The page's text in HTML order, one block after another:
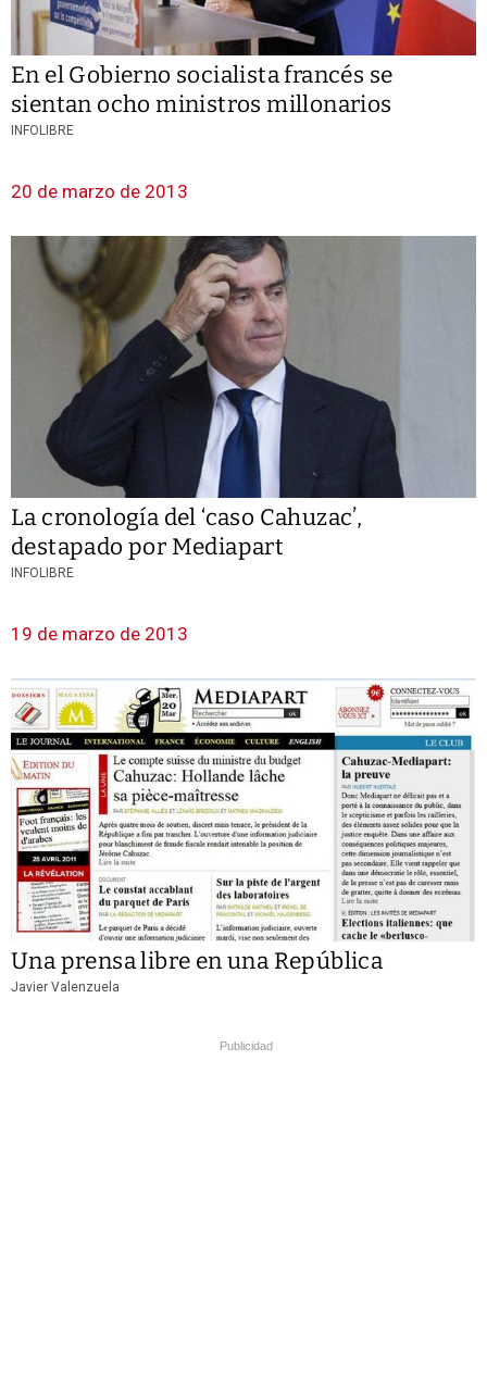
En el Gobierno socialista francés se
sientan ocho ministros millonarios
INFOLIBRE
20 de marzo de 2013
La cronología del ‘caso Cahuzac’,
destapado por Mediapart
INFOLIBRE
19 de marzo de 2013
Una prensa libre en una República
Javier Valenzuela
Publicidad